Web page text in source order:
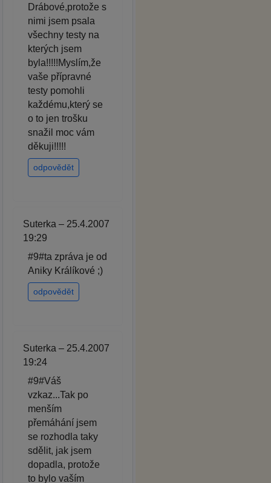
Drábové,protože s
nimi jsem psala
všechny testy na
kterých jsem
byla!!!!!Myslím,že
vaše přípravné
testy pomohli
každému,který se
o to jen trošku
snažil moc vám
děkuji!!!!!
odpovědět
Suterka – 25.4.2007
19:29
#9#ta zpráva je od
Aniky Králíkové ;)
odpovědět
Suterka – 25.4.2007
19:24
#9#Váš
vzkaz...Tak po
menším
přemáhání jsem
se rozhodla taky
sdělit, jak jsem
dopadla, protože
to bylo vaším